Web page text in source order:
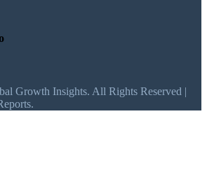
Growth Insights. All Rights Reserved |